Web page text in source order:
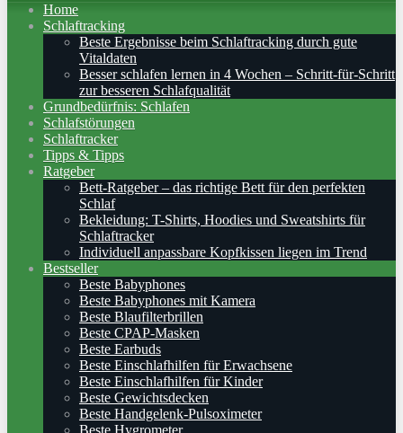
Home
Schlaftracking
Beste Ergebnisse beim Schlaftracking durch gute
Vitaldaten
Besser schlafen lernen in 4 Wochen – Schritt‑für‑Schritt
zur besseren Schlafqualität
Grundbedürfnis: Schlafen
Schlafstörungen
Schlaftracker
Tipps & Tipps
Ratgeber
Bett-Ratgeber – das richtige Bett für den perfekten
Schlaf
Bekleidung: T-Shirts, Hoodies und Sweatshirts für
Schlaftracker
Individuell anpassbare Kopfkissen liegen im Trend
Bestseller
Beste Babyphones
Beste Babyphones mit Kamera
Beste Blaufilterbrillen
Beste CPAP-Masken
Beste Earbuds
Beste Einschlafhilfen für Erwachsene
Beste Einschlafhilfen für Kinder
Beste Gewichtsdecken
Beste Handgelenk-Pulsoximeter
Beste Hygrometer